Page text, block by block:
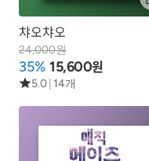
챠오챠오
24,000원
35% 15,600원
5.0 14개